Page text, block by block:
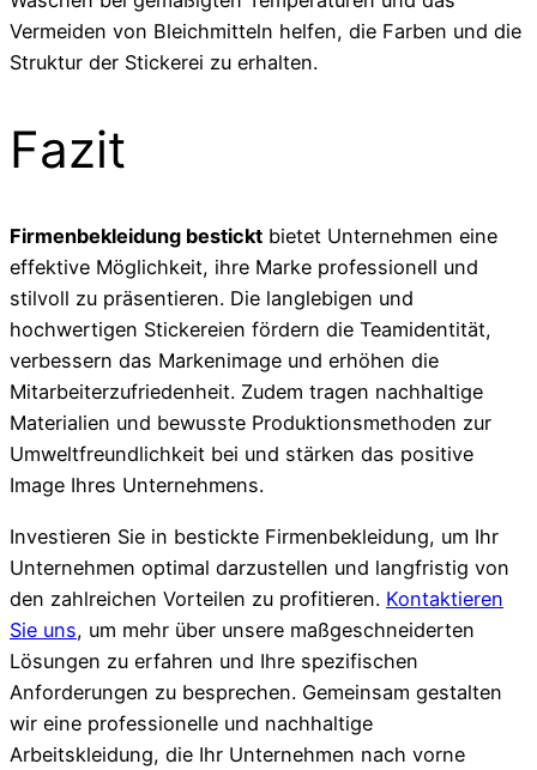
Vermeiden von Bleichmitteln helfen, die Farben und die
Struktur der Stickerei zu erhalten.
Fazit
Firmenbekleidung bestickt bietet Unternehmen eine
effektive Möglichkeit, ihre Marke professionell und
stilvoll zu präsentieren. Die langlebigen und
hochwertigen Stickereien fördern die Teamidentität,
verbessern das Markenimage und erhöhen die
Mitarbeiterzufriedenheit. Zudem tragen nachhaltige
Materialien und bewusste Produktionsmethoden zur
Umweltfreundlichkeit bei und stärken das positive
Image Ihres Unternehmens.
Investieren Sie in bestickte Firmenbekleidung, um Ihr
Unternehmen optimal darzustellen und langfristig von
den zahlreichen Vorteilen zu profitieren. Kontaktieren
Sie uns, um mehr über unsere maßgeschneiderten
Lösungen zu erfahren und Ihre spezifischen
Anforderungen zu besprechen. Gemeinsam gestalten
wir eine professionelle und nachhaltige
Arbeitskleidung, die Ihr Unternehmen nach vorne